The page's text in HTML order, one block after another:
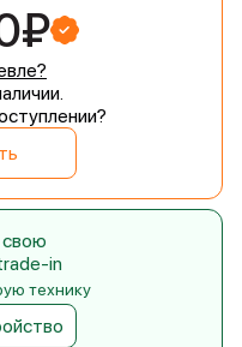
in
технику